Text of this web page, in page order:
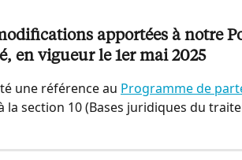
apportées à notre
en vigueur le 1er mai 2025
une référence au Programme de
la section 10 (Bases juridiques du